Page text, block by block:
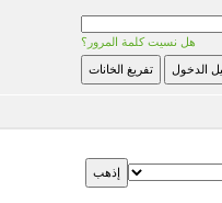
هل نسيت كلمة المرور؟